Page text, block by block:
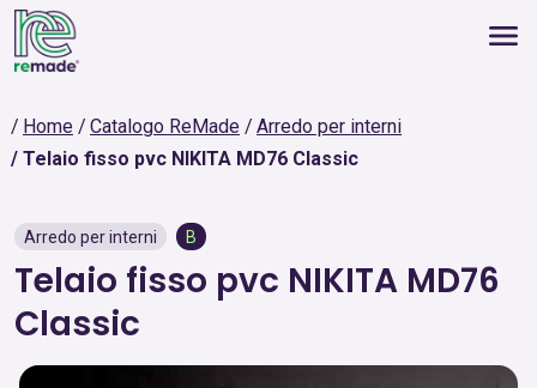
Home Catalogo ReMade
Arredo per interni
Telaio fisso pvc NIKITA MD76 Classic
Arredo per interni B
Telaio fisso pvc NIKITA MD76
Classic